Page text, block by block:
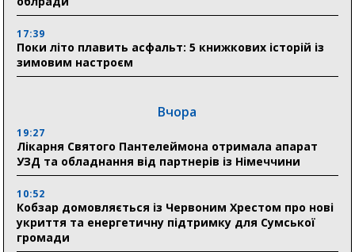
17:39
Поки літо плавить асфальт: 5 книжкових історій із
зимовим настроєм
Вчора
19:27
Лікарня Святого Пантелеймона отримала апарат
УЗД та обладнання від партнерів із Німеччини
10:52
Кобзар домовляється із Червоним Хрестом про нові
укриття та енергетичну підтримку для Сумської
громади